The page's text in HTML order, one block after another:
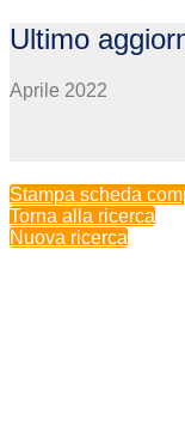
Ultimo
Aprile 2022
Stampa scheda
Torna alla ricerca
Nuova ricerca